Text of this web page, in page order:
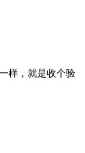
样，就是收个验